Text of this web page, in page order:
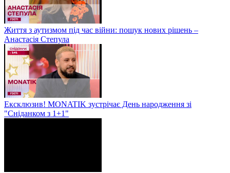
Життя з аутизмом під час війни: пошук нових рішень –
Анастасія Степула
Ексклюзив! MONATIK зустрічає День народження зі
"Сніданком з 1+1"